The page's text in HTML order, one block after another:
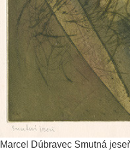
Marcel Dúbravec Smutná